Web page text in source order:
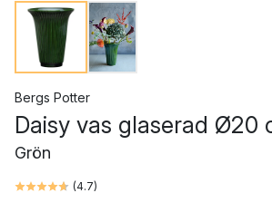
Bergs Potter
Daisy vas glaserad Ø20
Grön
(4.7)